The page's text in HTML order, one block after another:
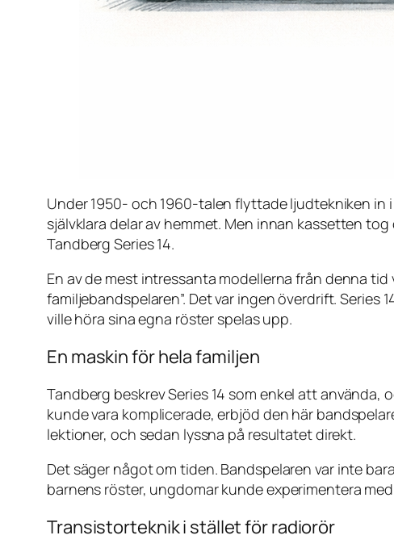
Under 1950- och 1960-talen flyttade ljudtekniken in
självklara delar av hemmet. Men innan kassetten
Tandberg Series 14.
En av de mest intressanta modellerna från denna
familjebandspelaren”. Det var ingen överdrift.
ville höra sina egna röster spelas upp.
En maskin för hela familjen
Tandberg beskrev Series 14 som enkel att
kunde vara komplicerade, erbjöd den här
lektioner, och sedan lyssna på resultatet direkt.
Det säger något om tiden. Bandspelaren var inte
barnens röster, ungdomar kunde experimentera
Transistorteknik i stället för radiorör